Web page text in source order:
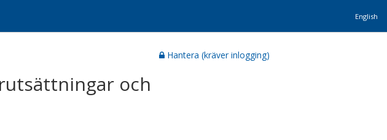
English
Hantera (kräver inlogging)
och